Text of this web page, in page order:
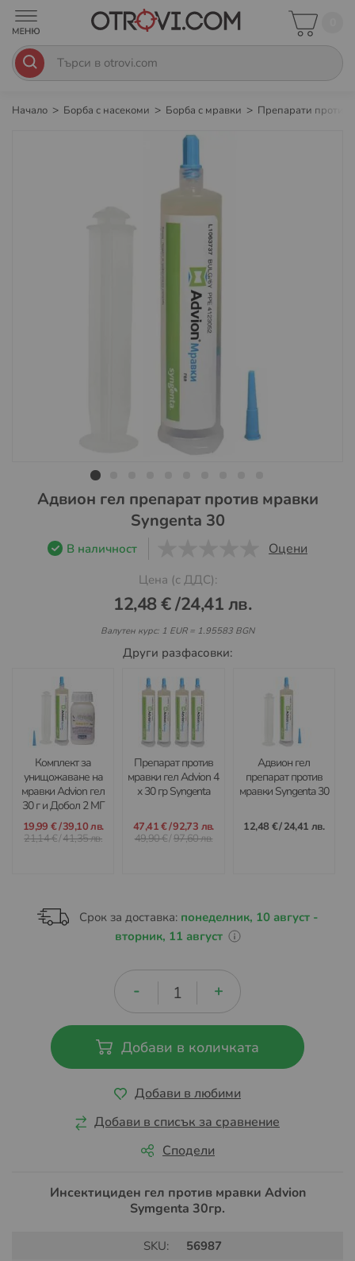
Начало Борба с насекоми Борба с мравки Препарати против
Преминете
Адвион гел препарат против мравки
Syngenta 30
В наличност Оцени
Цена (с ДДС):
12,48 €/24,41 лв.
Валутен курс: 1 EUR = 1.95583 BGN
Други разфасовки:
Комплект за
унищожаване на
мравки Advion гел
30 г и Добол 2 МГ
гранули 300 г
19,99 €/39,10 лв.
21,14 €/41,35 лв.
Препарат против
мравки гел Advion 4
x 30 гр Syngenta
47,41 €/92,73 лв.
49,90 €/97,60 лв.
Адвион гел
препарат против
мравки Syngenta 30
12,48 €/24,41 лв.
Срок за доставка: понеделник, 10 август -
вторник, 11 август
Добави в количката
Добави в любими
Добави в списък за сравнение
Сподели
Инсектициден гел против мравки Advion
Symgenta 30гр.
SKU:
56987